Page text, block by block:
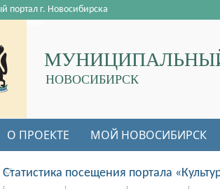
НОВОСИБИРСК
портал г. Новосибирска
О ПРОЕКТЕ МОЙ НОВОСИБИРСК
Статистика посещения портала